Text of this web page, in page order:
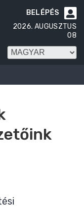

BELÉPÉS
2026. AUGUSZTUS
08